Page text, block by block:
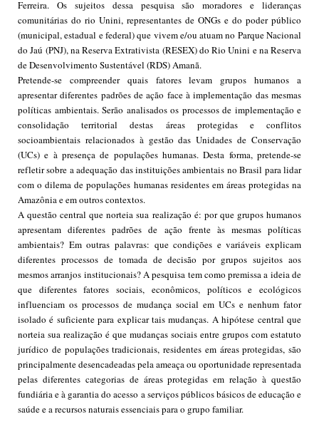
Ferreira. Os sujeitos dessa pesquisa são moradores e lideranças
comunitárias do rio Unini, representantes de ONGs e do poder público
(municipal, estadual e federal) que vivem e/ou atuam no Parque Nacional
do Jaú (PNJ), na Reserva Extrativista (RESEX) do Rio Unini e na Reserva
de Desenvolvimento Sustentável (RDS) Amanã.
Pretende-se compreender quais fatores levam grupos humanos a
apresentar diferentes padrões de ação face à implementação das mesmas
políticas ambientais. Serão analisados os processos de implementação e
consolidação territorial destas áreas protegidas e conflitos
socioambientais relacionados à gestão das Unidades de Conservação
(UCs) e à presença de populações humanas. Desta forma, pretende-se
refletir sobre a adequação das instituições ambientais no Brasil para lidar
com o dilema de populações humanas residentes em áreas protegidas na
Amazônia e em outros contextos.
A questão central que norteia sua realização é: por que grupos humanos
apresentam diferentes padrões de ação frente às mesmas políticas
ambientais? Em outras palavras: que condições e variáveis explicam
diferentes processos de tomada de decisão por grupos sujeitos aos
mesmos arranjos institucionais? A pesquisa tem como premissa a ideia de
que diferentes fatores sociais, econômicos, políticos e ecológicos
influenciam os processos de mudança social em UCs e nenhum fator
isolado é suficiente para explicar tais mudanças. A hipótese central que
norteia sua realização é que mudanças sociais entre grupos com estatuto
jurídico de populações tradicionais, residentes em áreas protegidas, são
principalmente desencadeadas pela ameaça ou oportunidade representada
pelas diferentes categorias de áreas protegidas em relação à questão
fundiária e à garantia do acesso a serviços públicos básicos de educação e
saúde e a recursos naturais essenciais para o grupo familiar.